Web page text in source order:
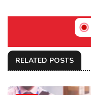
RELATED POSTS